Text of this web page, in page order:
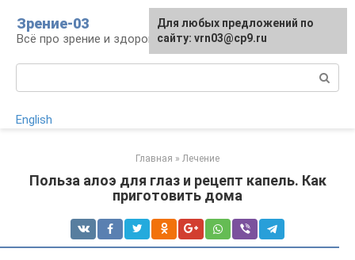
контенту
Зрение-03
Всё про зрение и здоровье глаз
English
Главная » Лечение
Польза алоэ для глаз и рецепт капель. Как
приготовить дома
Для любых предложений по
сайту: vrn03@cp9.ru